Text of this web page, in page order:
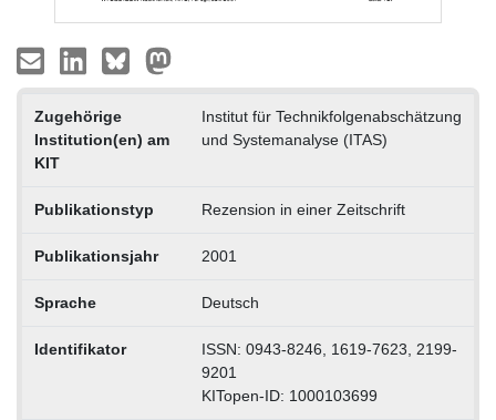
Zugehörige
Institution(en) am
KIT
Institut für Technikfolgenabschätzung
und Systemanalyse (ITAS)
Publikationstyp Rezension in einer Zeitschrift
Publikationsjahr 2001
Sprache Deutsch
Identifikator
ISSN: 0943-8246, 1619-7623, 2199-
9201
KITopen-ID: 1000103699